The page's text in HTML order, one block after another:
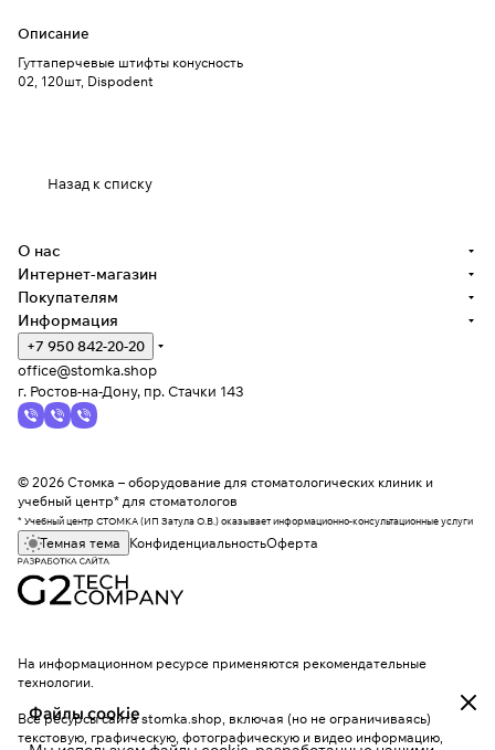
Описание
Гуттаперчевые штифты конусность
02, 120шт, Dispodent
Назад к списку
Файлы cookie
О нас
Интернет-магазин
Покупателям
Информация
+7 950 842-20-20
office@stomka.shop
г. Ростов-на-Дону, пр. Стачки 143
© 2026 Стомка – оборудование для стоматологических клиник и
учебный центр* для стоматологов
* Учебный центр СТОМКА (ИП Затула О.В.) оказывает информационно-консультационные услуги
Темная тема КонфиденциальностьОферта
На информационном ресурсе применяются рекомендательные
технологии.
Все ресурсы сайта stomka.shop, включая (но не ограничиваясь)
текстовую, графическую, фотографическую и видео информацию,